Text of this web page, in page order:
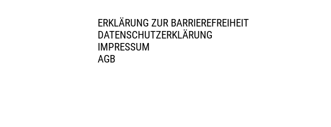
ERKLÄRUNG ZUR BARRIEREFREIHEIT
DATENSCHUTZERKLÄRUNG
IMPRESSUM
AGB